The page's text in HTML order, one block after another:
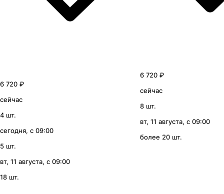
6 720 ₽
сейчас
4 шт.
сегодня, с 09:00
5 шт.
вт, 11 августа, с 09:00
18 шт.
6 720 ₽
сейчас
8 шт.
вт, 11 августа, с 09:00
более 20 шт.